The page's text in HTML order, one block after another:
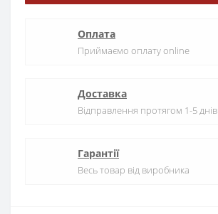
Оплата
Приймаємо оплату online
Доставка
Відправлення протягом 1-5 днів
Гарантії
Весь товар від виробника